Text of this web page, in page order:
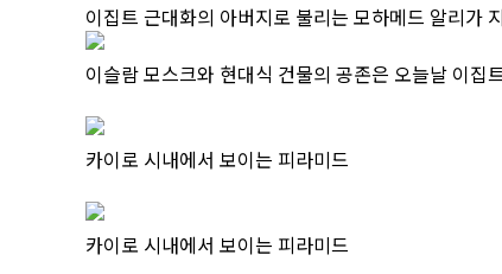
이집트 근대화의 아버지로 불리는 모하메드 알리가
이슬람 모스크와 현대식 건물의 공존은 오늘날 이집
카이로 시내에서 보이는 피라미드
카이로 시내에서 보이는 피라미드